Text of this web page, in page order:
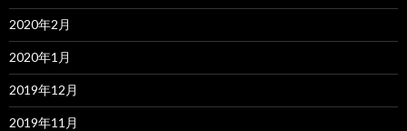
2020年2月
2020年1月
2019年12月
2019年11月